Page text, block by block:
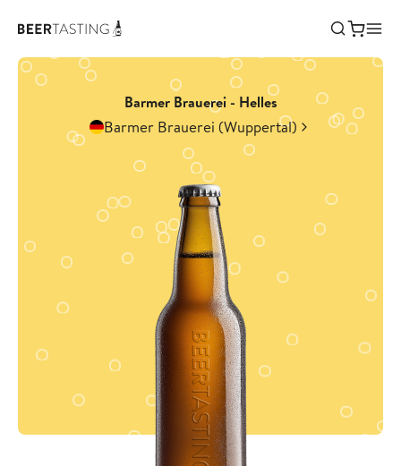
Barmer Brauerei - Helles
Barmer Brauerei (Wuppertal)